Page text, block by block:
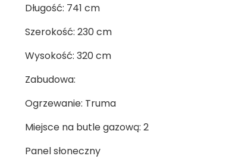
Długość: 741 cm
Szerokość: 230 cm
Wysokość: 320 cm
Zabudowa:
Ogrzewanie: Truma
Miejsce na butle gazową: 2
Panel słoneczny